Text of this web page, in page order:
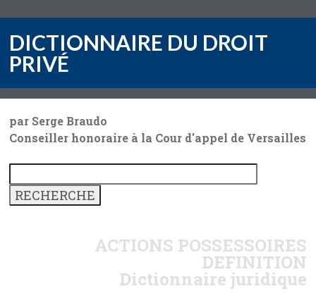
DICTIONNAIRE DU DROIT
PRIVÉ
par Serge Braudo
Conseiller honoraire à la Cour d'appel de Versailles
ACTIONS POSSESSOIRES
DEFINITION
Dictionnaire juridique